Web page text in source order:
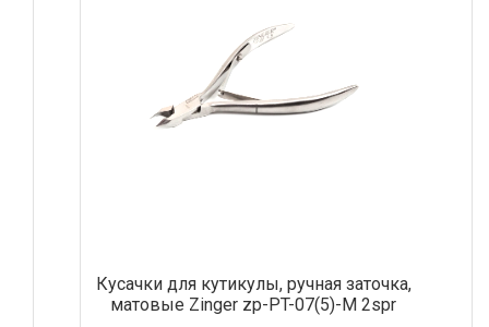
Кусачки для кутикулы, ручная заточка,
матовые Zinger zp-PT-07(5)-M 2spr